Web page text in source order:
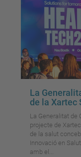
La
de la Xartec
La Generalitat de
projecte de
de la salut
Innovació en
amb el...